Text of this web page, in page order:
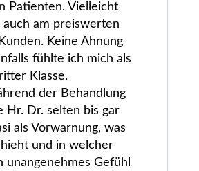
Patienten. Vielleicht
auch am preiswerten
Keine Ahnung
fühlte ich mich als
Klasse.
der Behandlung
Hr. Dr. selten bis gar
als Vorwarnung, was
und in welcher
unangenehmes Gefühl